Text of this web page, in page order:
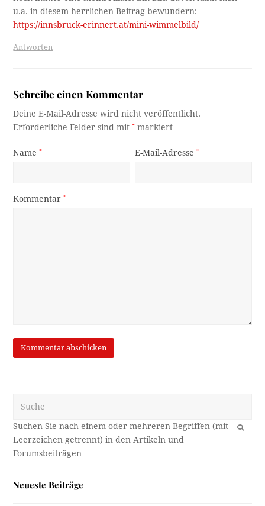
u.a. in diesem herrlichen Beitrag bewundern:
https://innsbruck-erinnert.at/mini-wimmelbild/
Antworten
Schreibe einen Kommentar
Deine E-Mail-Adresse wird nicht veröffentlicht.
Erforderliche Felder sind mit* markiert
Name* E-Mail-Adresse*
Kommentar*
OK
Neueste Beiträge